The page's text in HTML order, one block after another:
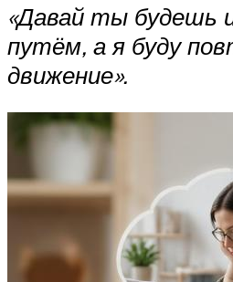
«Давай ты будешь
путём, а я буду
движение».